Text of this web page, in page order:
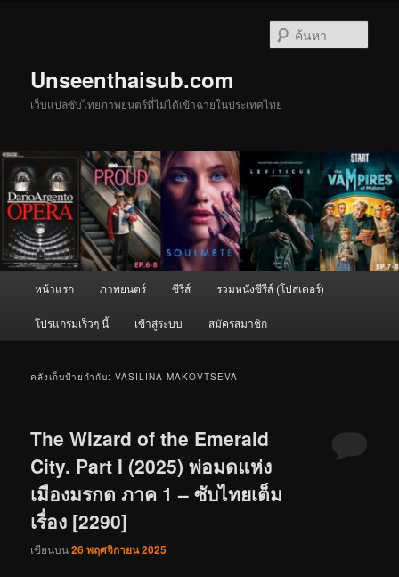
Unseenthaisub.com
เว็บแปลซับไทยภาพยนตร์ที่ไม่ได้เข้าฉายในประเทศไทย
หน้าแรก ภาพยนตร์ ซีรีส์ รวมหนังซีรีส์ (โปสเตอร์)
โปรแกรมเร็วๆ นี้ เข้าสู่ระบบ สมัครสมาชิก
คลังเก็บป้ายกำกับ:VASILINA MAKOVTSEVA
The Wizard of the Emerald
City. Part I (2025) พ่อมดแห่ง
เมืองมรกต ภาค 1 – ซับไทยเต็ม
เรื่อง [2290]
เขียนบน26 พฤศจิกายน 2025